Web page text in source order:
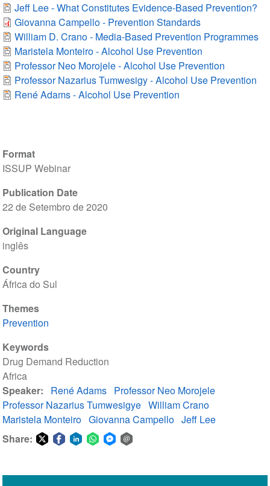
Format
ISSUP Webinar
Publication Date
22 de Setembro de 2020
Original Language
inglês
Country
África do Sul
Themes
Prevention
Keywords
Drug Demand Reduction
Africa
Speaker
René Adams Professor Neo Morojele
Professor Nazarius Tumwesigye William Crano
Maristela Monteiro Giovanna Campello Jeff Lee
Share:
Jeff Lee - What Constitutes Evidence-Based Prevention?
Giovanna Campello - Prevention Standards
William D. Crano - Media-Based Prevention Programmes
Maristela Monteiro - Alcohol Use Prevention
Professor Neo Morojele - Alcohol Use Prevention
Professor Nazarius Tumwesigy - Alcohol Use Prevention
René Adams - Alcohol Use Prevention